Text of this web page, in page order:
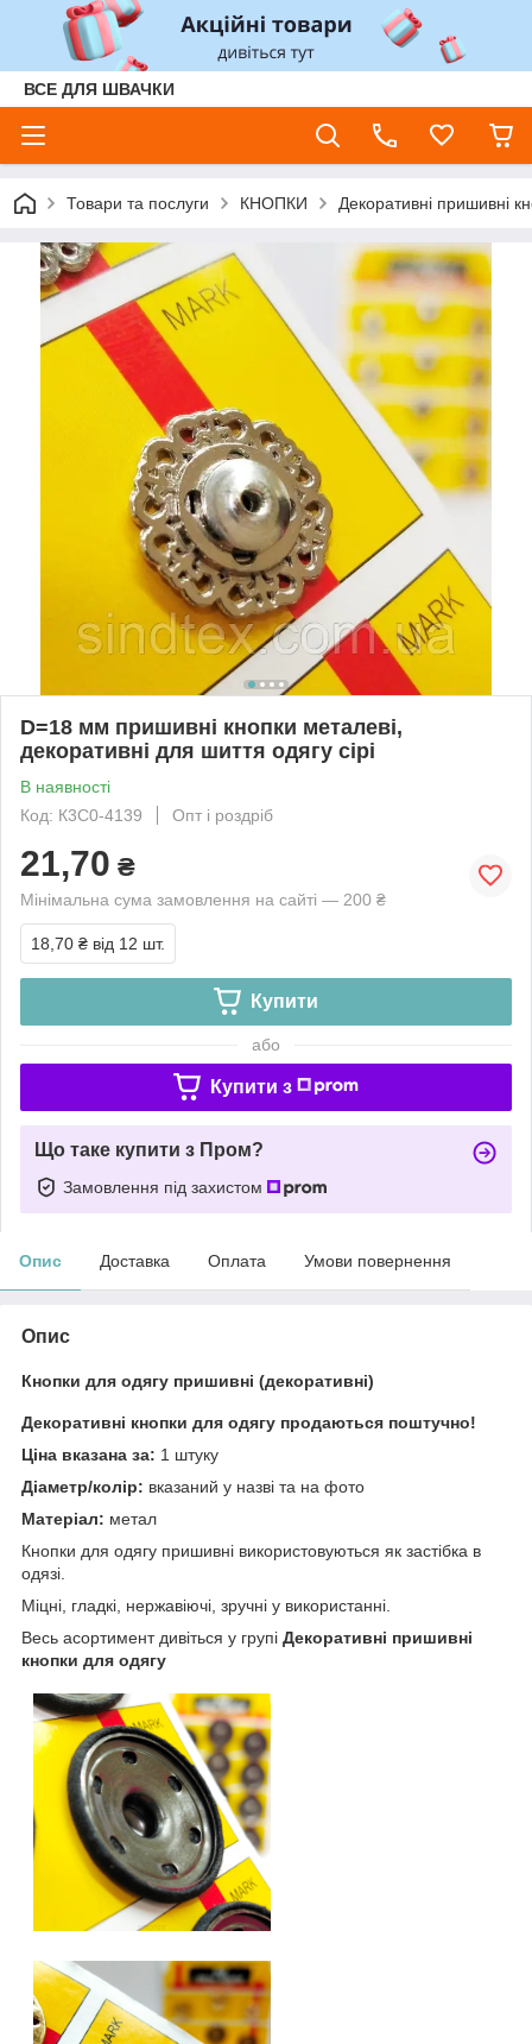
ВСЕ ДЛЯ ШВАЧКИ
Товари та послуги КНОПКИ Декоративні пришивні
D=18 мм пришивні кнопки металеві,
декоративні для шиття одягу сірі
В наявності
Код: К3С0-4139
Опт і роздріб
21,70 ₴
Мінімальна сума замовлення на сайті — 200 ₴
18,70 ₴ від 12 шт.
Купити
або
Купити з
Що таке купити з Пром?
Замовлення під захистом
Опис Доставка Оплата Умови повернення
Опис
Кнопки для одягу пришивні (декоративні)
Декоративні кнопки для одягу продаються поштучно!
Ціна вказана за: 1 штуку
Діаметр/колір: вказаний у назві та на фото
Матеріал: метал
Кнопки для одягу пришивні використовуються як застібка в
одязі.
Міцні, гладкі, нержавіючі, зручні у використанні.
Весь асортимент дивіться у групі Декоративні пришивні
кнопки для одягу